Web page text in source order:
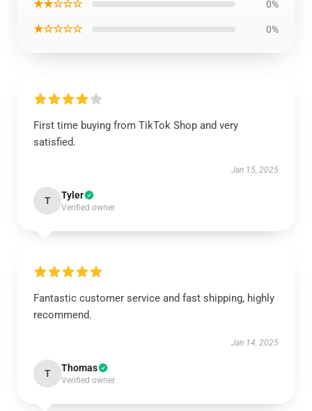
★★☆☆☆ 0%
★☆☆☆☆ 0%
First time buying from TikTok Shop and very
satisfied.
Jan 15, 2025
T Tyler
Verified owner
Fantastic customer service and fast shipping, highly
recommend.
Jan 14, 2025
T Thomas
Verified owner